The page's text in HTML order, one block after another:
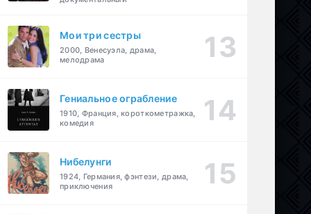
Мои три сестры
2000, Венесуэла, драма,
мелодрама
Гениальное ограбление
1910, Франция, короткометражка,
комедия
Нибелунги
1924, Германия, фэнтези, драма,
приключения